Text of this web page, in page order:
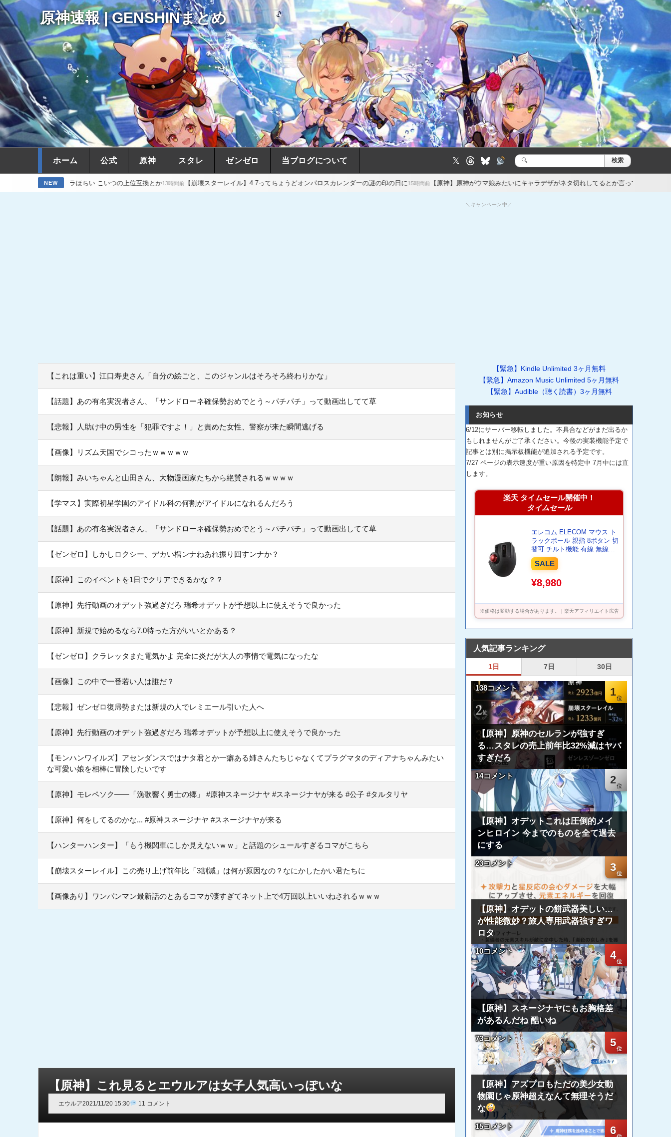
原神速報 | GENSHINまとめ
ホーム 公式 原神 スタレ ゼンゼロ 当ブログについて 𝕏
検
検索
NEW
ドラほちい こいつの上位互換とか13時間前【崩壊スターレイル】4.7ってちょうどオンパロスカレンダーの謎の印の日に15時間前【原神】原神がウマ娘みたいにキャラデザがネタ切れしてるとか言ってる奴いる23時間前【原神】アズ
【これは重い】江口寿史さん「自分の絵ごと、このジャンルはそろそろ終わりかな」
【話題】あの有名実況者さん、「サンドローネ確保勢おめでとう～パチパチ」って動画出してて草
【悲報】人助け中の男性を「犯罪ですよ！」と責めた女性、警察が来た瞬間逃げる
【画像】リズム天国でシコったｗｗｗｗｗ
【朗報】みいちゃんと山田さん、大物漫画家たちから絶賛されるｗｗｗｗ
【学マス】実際初星学園のアイドル科の何割がアイドルになれるんだろう
【話題】あの有名実況者さん、「サンドローネ確保勢おめでとう～パチパチ」って動画出してて草
【ゼンゼロ】しかしロクシー、デカい棺ンナねあれ振り回すンナか？
【原神】このイベントを1日でクリアできるかな？？
【原神】先行動画のオデット強過ぎだろ 瑞希オデットが予想以上に使えそうで良かった
【原神】新規で始めるなら7.0待った方がいいとかある？
【ゼンゼロ】クラレッタまた電気かよ 完全に炎だが大人の事情で電気になったな
【画像】この中で一番若い人は誰だ？
【悲報】ゼンゼロ復帰勢または新規の人でレミエール引いた人へ
【原神】先行動画のオデット強過ぎだろ 瑞希オデットが予想以上に使えそうで良かった
【モンハンワイルズ】アセンダンスではナタ君とか一癖ある姉さんたちじゃなくてプラグマタのディアナちゃんみたい
な可愛い娘を相棒に冒険したいです
【原神】モレペソク——「漁歌響く勇士の郷」 #原神スネージナヤ #スネージナヤが来る #公子 #タルタリヤ
【原神】何をしてるのかな... #原神スネージナヤ #スネージナヤが来る
【ハンターハンター】「もう機関車にしか見えないｗｗ」と話題のシュールすぎるコマがこちら
【崩壊スターレイル】この売り上げ前年比「3割減」は何が原因なの？なにかしたかい君たちに
【画像あり】ワンパンマン最新話のとあるコマが凄すぎてネット上で4万回以上いいねされるｗｗｗ
【原神】これ見るとエウルアは女子人気高いっぽいな
エウルア2021/11/20 15:30 11 コメント
＼キャンペーン中／
【緊急】Kindle Unlimited 3ヶ月無料
【緊急】Amazon Music Unlimited 5ヶ月無料
【緊急】Audible（聴く読書）3ヶ月無料
お知らせ
6/12にサーバー移転しました。不具合などがまだ出るか
もしれませんがご了承ください。今後の実装機能予定で
記事とは別に掲示板機能が追加される予定です。
7/27 ページの表示速度が重い原因を特定中 7月中には直
します。
楽天 タイムセール開催中！
タイムセール
エレコム ELECOM マウス ト
ラックボール 親指 8ボタン 切
替可 チルト機能 有線 無線
1000万回耐久 ワイヤレスマウ
スUSB Bluetooth ブルートゥ
ース Windows11 M-
XPT1MRBK
SALE
¥8,980
※価格は変動する場合があります。 | 楽天アフィリエイト広告
人気記事ランキング
1日 7日 30日
1
138コメント
【原神】原神のセルランが強すぎ
る…スタレの売上前年比32%減はヤバ
すぎだろ
2
14コメント
【原神】オデットこれは圧倒的メイ
ンヒロイン 今までのものを全て過去
にする
3
23コメント
【原神】オデットの餅武器美しい…
が性能微妙？旅人専用武器強すぎワ
ロタ
4
10コメント
【原神】スネージナヤにもお胸格差
があるんだね 酷いね
5
73コメント
【原神】アズプロもただの美少女動
物園じゃ原神超えなんて無理そうだ
な
6
15コメント